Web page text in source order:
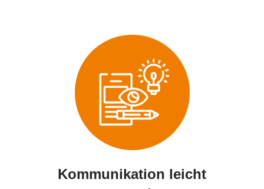
Kommunikation leicht